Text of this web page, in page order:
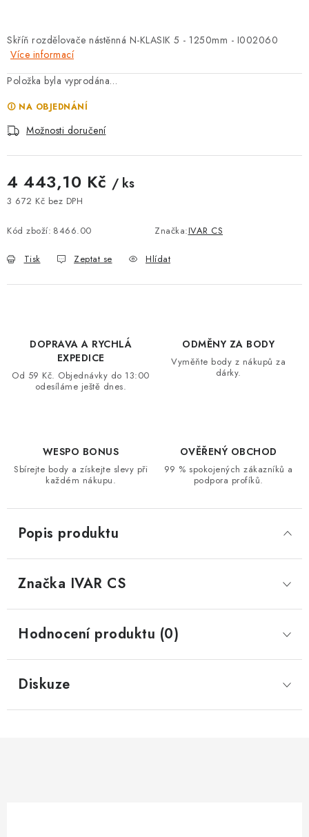
TOPENÁŘSKÁ AKADEMIE
OBCHODNÍ PODMÍNKY
O NÁS
DOPRAVA A PLATBA
VRÁCENÍ ZBOŽÍ A REKLAMACE
Hodnocení obchodu 🚚 Stav objednávky
Doprava a platba
Podmínky ochrany osobních údajů
Skříň rozdělovače nástěnná N-KLASIK 5 - 1250mm - I002060
Více informací
Položka byla vyprodána…
🛈 NA OBJEDNÁNÍ
Možnosti doručení
4 443,10 Kč / ks
3 672 Kč bez DPH
Kód zboží: 8466.00 Značka:IVAR CS
Tisk Zeptat se Hlídat
DOPRAVA A RYCHLÁ
EXPEDICE
Od 59 Kč. Objednávky do 13:00
odesíláme ještě dnes.
ODMĚNY ZA BODY
Vyměňte body z nákupů za
dárky.
WESPO BONUS
Sbírejte body a získejte slevy při
každém nákupu.
OVĚŘENÝ OBCHOD
99 % spokojených zákazníků a
podpora profíků.
Popis produktu
Značka IVAR CS
Hodnocení produktu (0)
Diskuze